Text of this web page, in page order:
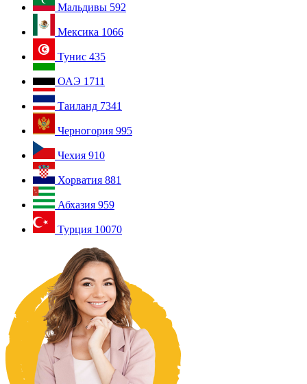
Мальдивы 592
Мексика 1066
Тунис 435
ОАЭ 1711
Таиланд 7341
Черногория 995
Чехия 910
Хорватия 881
Абхазия 959
Турция 10070